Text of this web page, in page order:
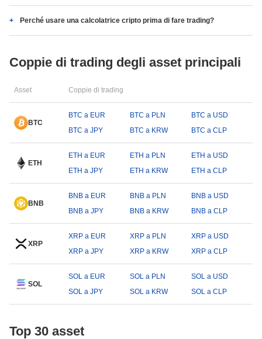
Perché usare una calcolatrice cripto prima di fare trading?
Coppie di trading degli asset principali
Asset Coppie di trading
BTC
BTC a EUR BTC a PLN
BTC a USD
BTC a JPY
BTC a KRW BTC a CLP
ETH
ETH a EUR ETH a PLN
ETH a USD
ETH a JPY
ETH a KRW ETH a CLP
BNB
BNB a EUR BNB a PLN
BNB a USD
BNB a JPY
BNB a KRW BNB a CLP
XRP
XRP a EUR XRP a PLN
XRP a USD
XRP a JPY
XRP a KRW XRP a CLP
SOL
SOL a EUR SOL a PLN
SOL a USD
SOL a JPY
SOL a KRW SOL a CLP
Top 30 asset